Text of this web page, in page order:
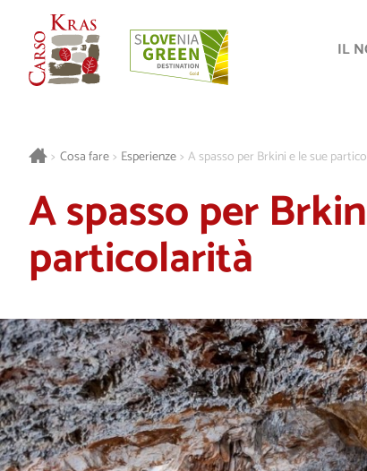
IL
> Cosa fare > Esperienze > A spasso per Brkini e le sue
A spasso per
particolarità